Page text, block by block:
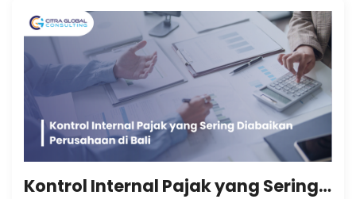
Kontrol Internal Pajak yang Sering Diabaikan Perusahaan di Bali